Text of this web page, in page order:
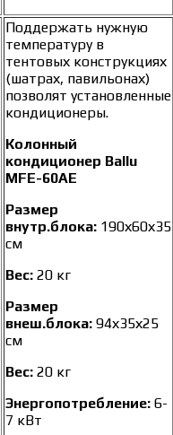
Поддержать нужную
температуру в
тентовых конструкциях
(шатрах, павильонах)
позволят установленные
кондиционеры.
Колонный
кондиционер Ballu
MFE-60AE
Размер
внутр.блока: 190х60х35
см
Вес: 20 кг
Размер
внеш.блока: 94х35х25
см
Вес: 20 кг
Энергопотребление: 6-
7 кВт